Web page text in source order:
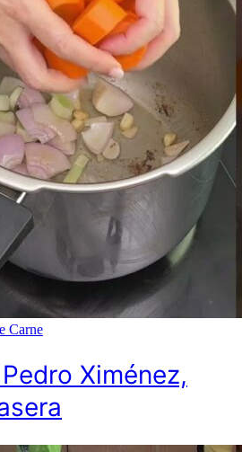
Carne
Ximénez,